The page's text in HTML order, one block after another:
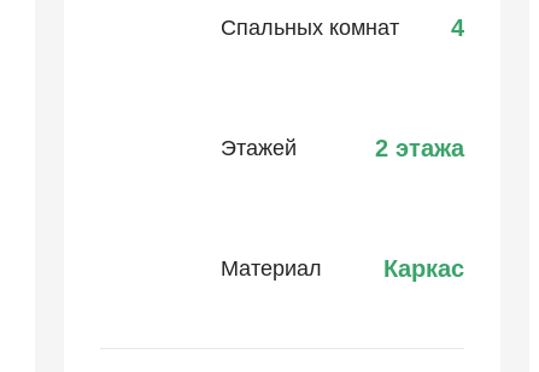
Спальных комнат 4
Этажей 2 этажа
Материал Каркас